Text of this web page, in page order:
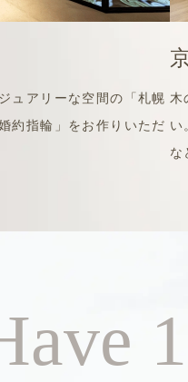
ュアリーな空間の「札幌
約指輪」をお作りいただ
木
い
な